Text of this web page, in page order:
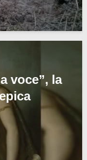
voce”, la